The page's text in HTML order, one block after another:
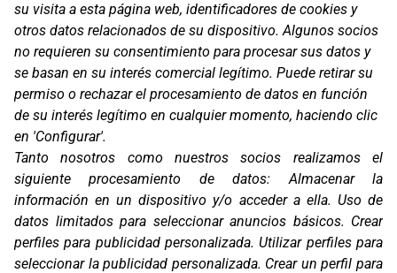
C/ Coneixement 5, 08850
Gavà (Barcelona)
Contacto
T. (+34) 93 638 38 60
Email:
corver@corver.es
su visita a esta página web, identificadores de cookies y
otros datos relacionados de su dispositivo. Algunos socios
no requieren su consentimiento para procesar sus datos y
se basan en su interés comercial legítimo. Puede retirar su
permiso o rechazar el procesamiento de datos en función
de su interés legítimo en cualquier momento, haciendo clic
en 'Configurar'.
Tanto nosotros como nuestros socios realizamos el
siguiente procesamiento de datos:Almacenar la
información en un dispositivo y/o acceder a ella. Uso de
datos limitados para seleccionar anuncios básicos. Crear
perfiles para publicidad personalizada.Utilizar perfiles para
seleccionar la publicidad personalizada. Crear un perfil para